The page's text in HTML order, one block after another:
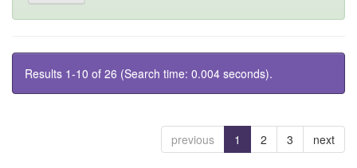
Results 1-10 of 26 (Search time: 0.004 seconds).
previous 1 2 3 next